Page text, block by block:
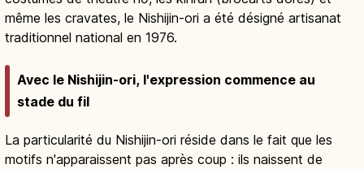
même les cravates, le Nishijin-ori a été désigné artisanat
traditionnel national en 1976.
Avec le Nishijin-ori, l'expression commence au
stade du fil
La particularité du Nishijin-ori réside dans le fait que les
motifs n'apparaissent pas après coup : ils naissent de